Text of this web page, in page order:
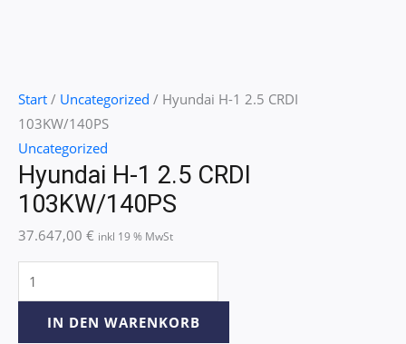
Start / Uncategorized / Hyundai H-1 2.5 CRDI
103KW/140PS
Uncategorized
Hyundai H-1 2.5 CRDI
103KW/140PS
37.647,00 € inkl 19 % MwSt
IN DEN WARENKORB